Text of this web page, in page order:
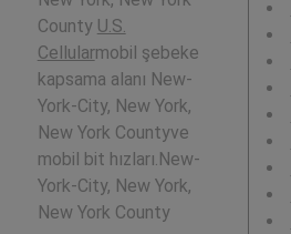
County U.S.
Cellularmobil şebeke
kapsama alanı New-
York-City, New York,
New York Countyve
mobil bit hızları.New-
York-City, New York,
New York County